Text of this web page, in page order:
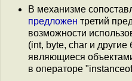
В механизме
предложен третий
возможности
(int, byte, char и
являющиеся
в операторе